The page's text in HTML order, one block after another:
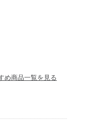
め商品一覧を見る